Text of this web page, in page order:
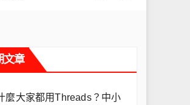
文章
麼大家都用Threads？中小